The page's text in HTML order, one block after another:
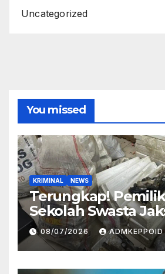
Uncategorized
You missed
KRIMINAL NEWS
Terungkap!
Sekolah Swasta
Ternyata Direktur
Perusahaan Airsoft
Impor
08/07/2026 ADMKEPPOID